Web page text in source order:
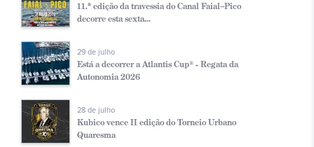
11.ª edição da travessia do Canal Faial–Pico
decorre esta sexta...
29 de julho
Está a decorrer a Atlantis Cup® - Regata da
Autonomia 2026
28 de julho
Kubico vence II edição do Torneio Urbano
Quaresma